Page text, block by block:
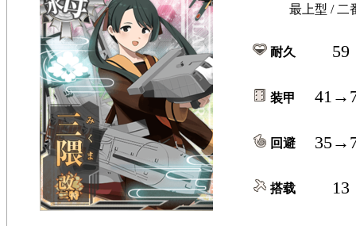
最上型 / 二
耐久 59
装甲
回避
搭载 13